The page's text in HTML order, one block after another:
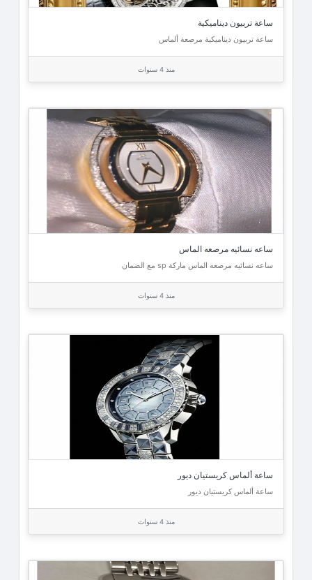
ساعة تربيون ديناميكية
ساعة تربيون ديناميكية مرصعة ألماس
منذ 4 سنوات
ساعه نسائيه مرصعه الماس
ساعه نسائيه مرصعه الماس ماركة sp مع الضمان
منذ 4 سنوات
ساعة ألماس كريستيان ديور
ساعة ألماس كريستيان ديور
منذ 4 سنوات